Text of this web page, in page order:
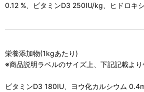
0.12 %、ビタミンD3 250IU/kg、ヒドロキ
栄養添加物(1kgあたり)
※商品説明ラベルのサイズ上、下記記載よ
ビタミンD3 180IU、ヨウ化カルシウム